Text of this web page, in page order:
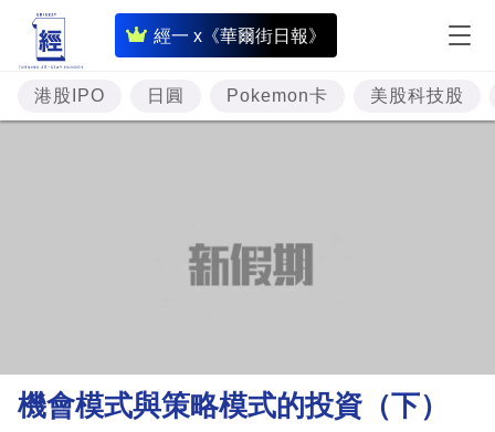
經一 x《華爾街日報》
即
時
財
經
理
財
港股IPO 日圓 Pokemon卡 美股科技股
機會模式與策略模式的投資（下）